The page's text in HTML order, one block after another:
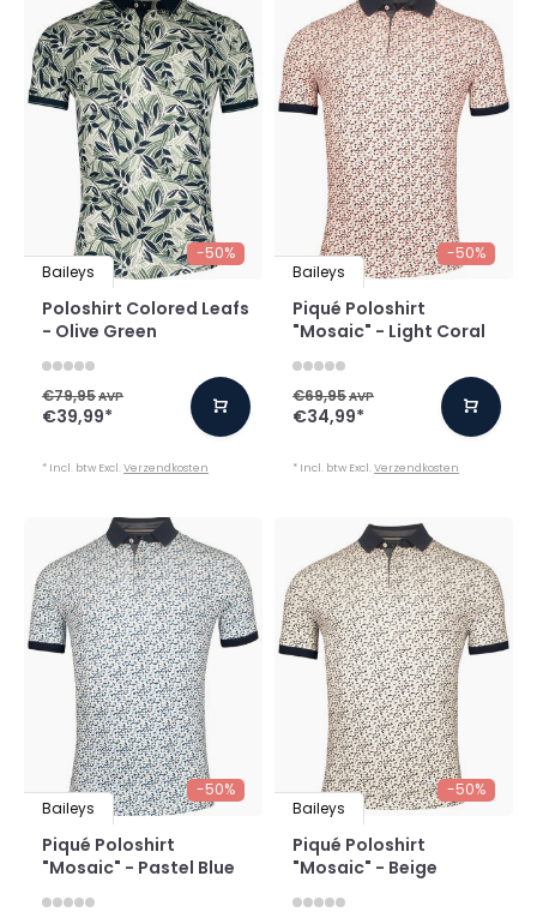
-50%
Baileys
Poloshirt Colored Leafs
- Olive Green
€79,95AVP
€39,99*
* Incl. btw Excl.Verzendkosten
-50%
Baileys
Piqué Poloshirt
"Mosaic" - Light Coral
€69,95AVP
€34,99*
* Incl. btw Excl.Verzendkosten
-50%
Baileys
Piqué Poloshirt
"Mosaic" - Pastel Blue
-50%
Baileys
Piqué Poloshirt
"Mosaic" - Beige